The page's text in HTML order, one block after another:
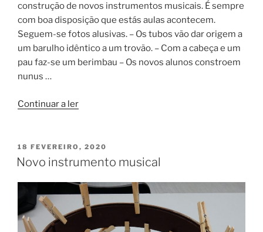
construção de novos instrumentos musicais. É sempre
com boa disposição que estás aulas acontecem.
Seguem-se fotos alusivas. – Os tubos vão dar origem a
um barulho idêntico a um trovão. – Com a cabeça e um
pau faz-se um berimbau – Os novos alunos constroem
nunus …
Continuar a ler“Construir
PUBLICADO
EM
18 FEVEREIRO, 2020
Novo instrumento musical